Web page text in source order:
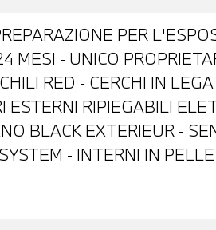
PER
MESI - UNICO
RED - CERCHI IN
ESTERNI RIPIEGABILI
BLACK EXTERIEUR -
- INTERNI IN
CON LEVE AL